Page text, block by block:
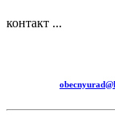
контакт ...